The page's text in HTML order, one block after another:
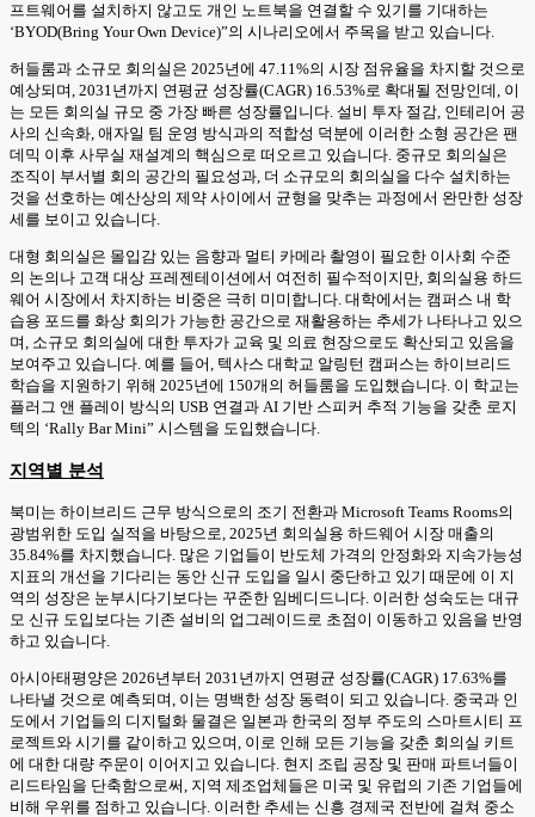
프트웨어를 설치하지 않고도 개인 노트북을 연결할 수 있기를 기대하는
‘BYOD(Bring Your Own Device)”의 시나리오에서 주목을 받고 있습니다.
허들룸과 소규모 회의실은 2025년에 47.11%의 시장 점유율을 차지할 것으로
예상되며, 2031년까지 연평균 성장률(CAGR) 16.53%로 확대될 전망인데, 이
는 모든 회의실 규모 중 가장 빠른 성장률입니다. 설비 투자 절감, 인테리어 공
사의 신속화, 애자일 팀 운영 방식과의 적합성 덕분에 이러한 소형 공간은 팬
데믹 이후 사무실 재설계의 핵심으로 떠오르고 있습니다. 중규모 회의실은
조직이 부서별 회의 공간의 필요성과, 더 소규모의 회의실을 다수 설치하는
것을 선호하는 예산상의 제약 사이에서 균형을 맞추는 과정에서 완만한 성장
세를 보이고 있습니다.
대형 회의실은 몰입감 있는 음향과 멀티 카메라 촬영이 필요한 이사회 수준
의 논의나 고객 대상 프레젠테이션에서 여전히 필수적이지만, 회의실용 하드
웨어 시장에서 차지하는 비중은 극히 미미합니다. 대학에서는 캠퍼스 내 학
습용 포드를 화상 회의가 가능한 공간으로 재활용하는 추세가 나타나고 있으
며, 소규모 회의실에 대한 투자가 교육 및 의료 현장으로도 확산되고 있음을
보여주고 있습니다. 예를 들어, 텍사스 대학교 알링턴 캠퍼스는 하이브리드
학습을 지원하기 위해 2025년에 150개의 허들룸을 도입했습니다. 이 학교는
플러그 앤 플레이 방식의 USB 연결과 AI 기반 스피커 추적 기능을 갖춘 로지
텍의 ‘Rally Bar Mini” 시스템을 도입했습니다.
지역별 분석
북미는 하이브리드 근무 방식으로의 조기 전환과 Microsoft Teams Rooms의
광범위한 도입 실적을 바탕으로, 2025년 회의실용 하드웨어 시장 매출의
35.84%를 차지했습니다. 많은 기업들이 반도체 가격의 안정화와 지속가능성
지표의 개선을 기다리는 동안 신규 도입을 일시 중단하고 있기 때문에 이 지
역의 성장은 눈부시다기보다는 꾸준한 임베디드니다. 이러한 성숙도는 대규
모 신규 도입보다는 기존 설비의 업그레이드로 초점이 이동하고 있음을 반영
하고 있습니다.
아시아태평양은 2026년부터 2031년까지 연평균 성장률(CAGR) 17.63%를
나타낼 것으로 예측되며, 이는 명백한 성장 동력이 되고 있습니다. 중국과 인
도에서 기업들의 디지털화 물결은 일본과 한국의 정부 주도의 스마트시티 프
로젝트와 시기를 같이하고 있으며, 이로 인해 모든 기능을 갖춘 회의실 키트
에 대한 대량 주문이 이어지고 있습니다. 현지 조립 공장 및 판매 파트너들이
리드타임을 단축함으로써, 지역 제조업체들은 미국 및 유럽의 기존 기업들에
비해 우위를 점하고 있습니다. 이러한 추세는 신흥 경제국 전반에 걸쳐 중소